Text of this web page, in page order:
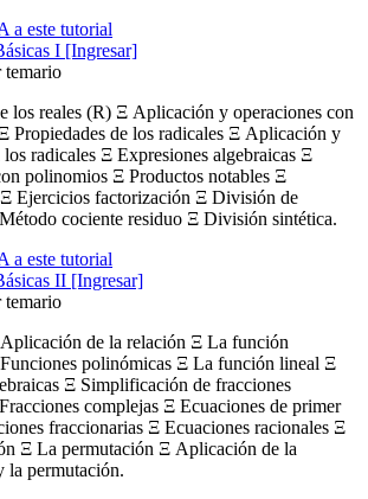
a este tutorial
I [Ingresar]
temario
los reales (R) Ξ Aplicación y operaciones con
Propiedades de los radicales Ξ Aplicación y
radicales Ξ Expresiones algebraicas Ξ
polinomios Ξ Productos notables Ξ
Ejercicios factorización Ξ División de
cociente residuo Ξ División sintética.
a este tutorial
II [Ingresar]
temario
de la relación Ξ La función
polinómicas Ξ La función lineal Ξ
Ξ Simplificación de fracciones
complejas Ξ Ecuaciones de primer
fraccionarias Ξ Ecuaciones racionales Ξ
Ξ La permutación Ξ Aplicación de la
la permutación.